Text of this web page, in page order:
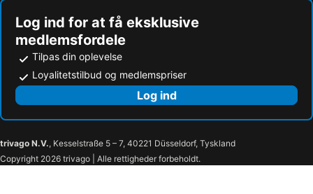
H10 Conquistador
Hotel Parque La Paz
Coral Los Alisios
Mayan Essence
Coral California
Dream Noelia Sur
El Dorado
Parque Santiago 3 / 4 Apts
MODERN APARTMENTS LOS CRISTIANOS CENTER
Log ind for at få eksklusive
medlemsfordele
Tilpas din oplevelse
Loyalitetstilbud og medlemspriser
Log ind
trivago N.V., Kesselstraße 5 – 7, 40221 Düsseldorf, Tyskland
Copyright 2026 trivago | Alle rettigheder forbeholdt.